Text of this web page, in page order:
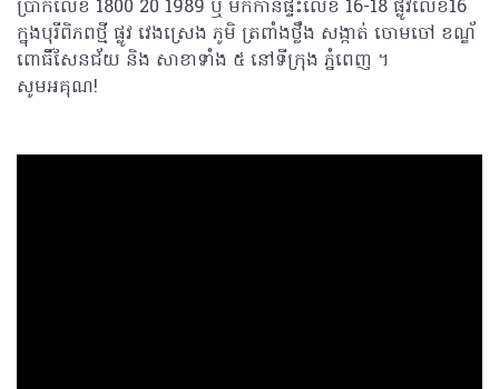
ប្រាក់លេខ 1800 20 1989 ឬ មកកាន់ផ្ទះលេខ 16-18 ផ្លូវលេខ16
ក្នុងបុរីពិភពថ្មី ផ្លូវ វេងស្រេង ភូមិ ត្រពាំងថ្លឹង សង្កាត់ ចោមចៅ ខណ្ឌ័
ពោធិ៍សែនជ័យ និង សាខាទាំង ៥ នៅទីក្រុង ភ្នំពេញ ។
សូមអគុណ!